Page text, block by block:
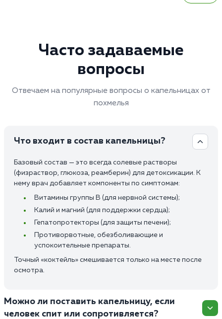
Часто задаваемые
вопросы
Отвечаем на популярные вопросы о капельницах от
похмелья
Что входит в состав капельницы?
Базовый состав — это всегда солевые растворы
(физраствор, глюкоза, реамберин) для детоксикации. К
нему врач добавляет компоненты по симптомам:
Витамины группы В (для нервной системы);
Калий и магний (для поддержки сердца);
Гепатопротекторы (для защиты печени);
Противорвотные, обезболивающие и
успокоительные препараты.
Точный «коктейль» смешивается только на месте после
осмотра.
Можно ли поставить капельницу, если
человек спит или сопротивляется?